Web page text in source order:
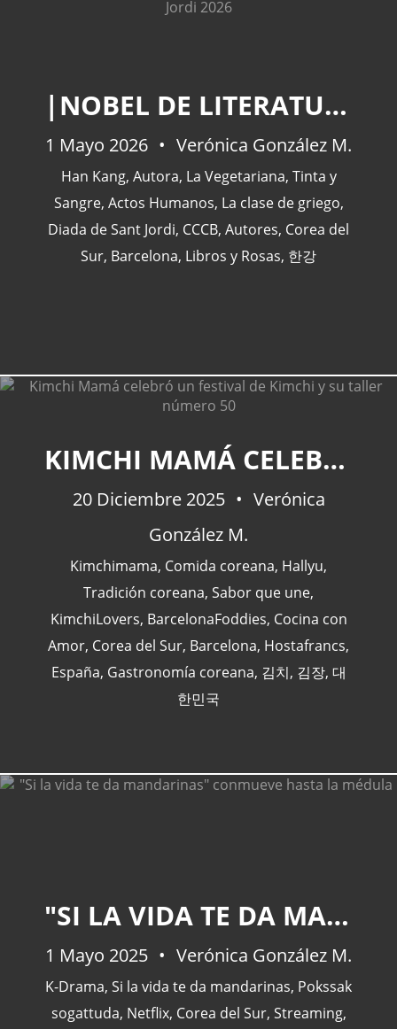
|NOBEL DE LITERATURA| HAN KANG EL PLATO FUERTE DE SANT JORDI 2026
1 Mayo 2026 Verónica González M.
Han Kang, Autora, La Vegetariana, Tinta y
Sangre, Actos Humanos, La clase de griego,
Diada de Sant Jordi, CCCB, Autores, Corea del
Sur, Barcelona, Libros y Rosas, 한강
KIMCHI MAMÁ CELEBRÓ UN FESTIVAL DE KIMCHI Y SU TALLER NÚMERO 50
20 Diciembre 2025
Verónica
González M.
Kimchimama, Comida coreana, Hallyu,
Tradición coreana, Sabor que une,
KimchiLovers, BarcelonaFoddies, Cocina con
Amor, Corea del Sur, Barcelona, Hostafrancs,
España, Gastronomía coreana, 김치, 김장, 대
한민국
"SI LA VIDA TE DA MANDARINAS" CONMUEVE HASTA LA MÉDULA
1 Mayo 2025 Verónica González M.
K-Drama, Si la vida te da mandarinas, Pokssak
sogattuda, Netflix, Corea del Sur, Streaming,
España(77)
Barcelona(47)
Europa(47)
Venezuela(43)